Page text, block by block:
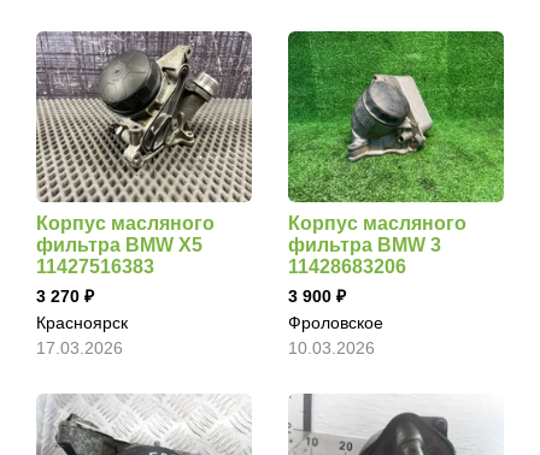
Корпус масляного
фильтра BMW X5
11427516383
3 270
Красноярск
17.03.2026
Корпус масляного
фильтра BMW 3
11428683206
3 900
Фроловское
10.03.2026